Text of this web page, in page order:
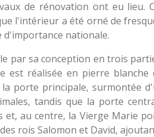
de rénovation ont eu lieu.
l'intérieur a été orné de
d'importance nationale.
par sa conception en trois
est réalisée en pierre
porte principale, surmontée
tandis que la porte
au centre, la Vierge Marie
rois Salomon et David,